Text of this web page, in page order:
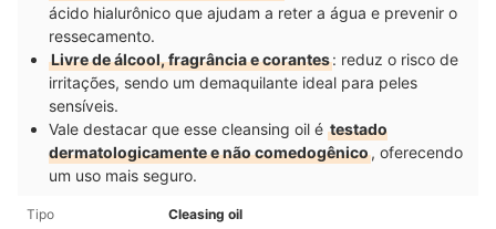
ácido hialurônico que ajudam a reter a água e prevenir o
ressecamento.
Livre de álcool, fragrância e corantes: reduz o risco de
irritações, sendo um demaquilante ideal para peles
sensíveis.
Vale destacar que esse cleansing oil é testado
dermatologicamente e não comedogênico, oferecendo
um uso mais seguro.
Tipo Cleasing oil